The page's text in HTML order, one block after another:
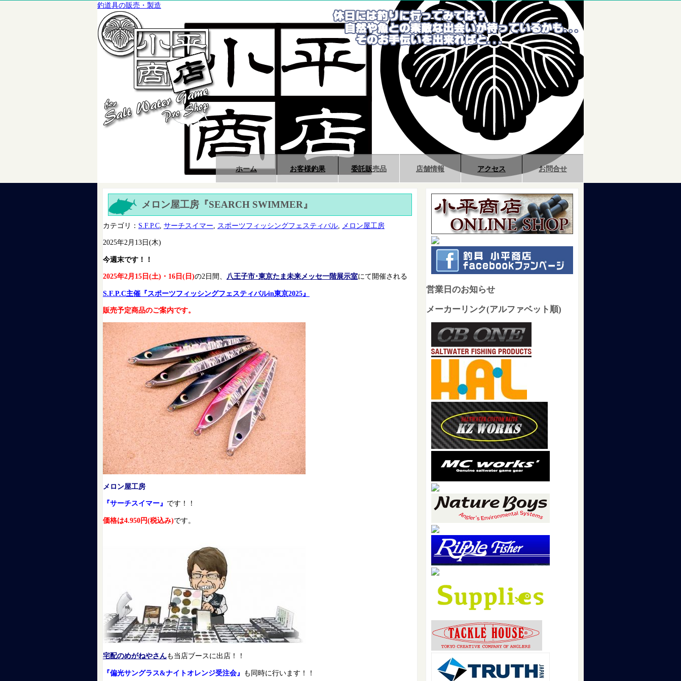
釣道具の販売・製造
ホーム お客様釣果 委託販売品 店舗情報 アクセス お問合せ
メロン屋工房『SEARCH SWIMMER』
カテゴリ： S.F.P.C サーチスイマー スポーツフィッシングフェスティバル メロン屋工房
2025年2月13日(木)
今週末です！！
2025年2月15日(土)・16日(日)の2日間、 八王子市･東京たま未来メッセ一階展示室にて開催される
S.F.P.C主催『スポーツフィッシングフェスティバルin東京2025』
販売予定商品のご案内です。
メロン屋工房
『サーチスイマー』 です！！
価格は4.950円(税込み)です。
宅配のめがねやさんも当店ブースに出店！！
『偏光サングラス&ナイトオレンジ受注会』 も同時に行います！！
営業日のお知らせ
メーカーリンク(アルファベット順)